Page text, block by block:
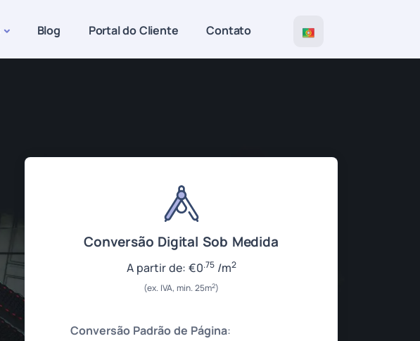
Blog Portal do Cliente Contato
Conversão Digital Sob Medida
A partir de: €0.75 /m2
(ex. IVA, min. 25m2)
Conversão Padrão de Página: